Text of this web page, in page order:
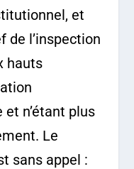
et
de l’inspection
hauts
n’étant plus
Le
sans appel :